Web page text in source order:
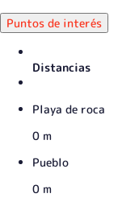
Puntos de interés
Distancias
Playa de roca
0 m
Pueblo
0 m